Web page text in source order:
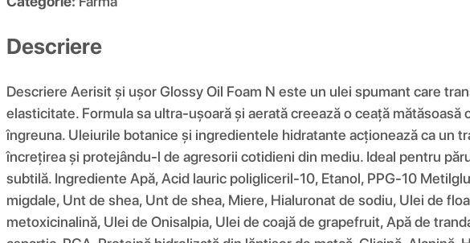
Descriere
Descriere Aerisit și ușor Glossy Oil Foam N este un ulei spumant care
elasticitate. Formula sa ultra-ușoară și aerată creează o ceață
îngreuna. Uleiurile botanice și ingredientele hidratante acționează ca un
încrețirea și protejându-l de agresorii cotidieni din mediu. Ideal pentru
subtilă. Ingrediente Apă, Acid lauric poligliceril-10, Etanol, PPG-10
migdale, Unt de shea, Unt de shea, Miere, Hialuronat de sodiu, Ulei de
metoxicinalină, Ulei de Onisalpia, Ulei de coajă de grapefruit, Apă de